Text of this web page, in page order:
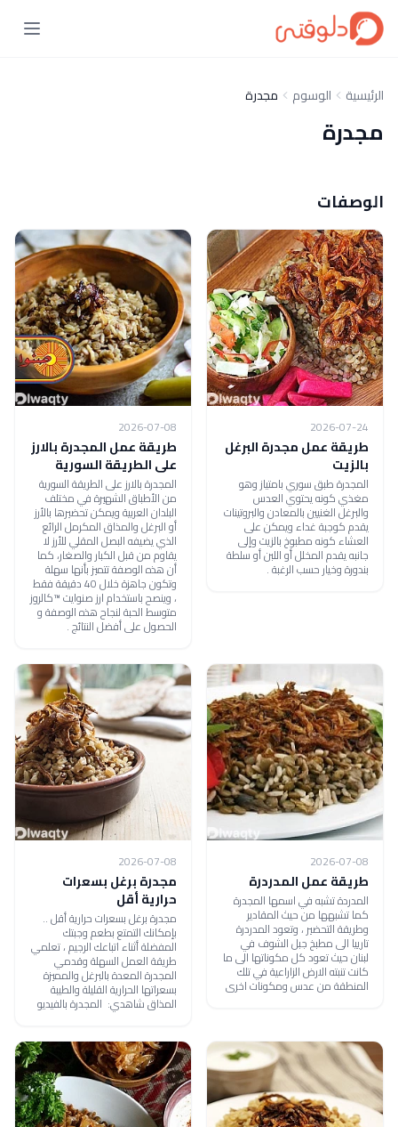
الرئيسية الوسوم مجدرة
مجدرة
الوصفات
2026-07-24
طريقة عمل مجدرة البرغل
بالزيت
المجدرة طبق سوري بامتياز وهو
مغذي كونه يحتوي العدس
والبرغل الغنيين بالمعادن والبروتينات
يقدم كوجبة غداء ويمكن على
العشاء كونه مطبوخ بالزيت وإلى
جانبه يقدم المخلل أو اللبن أو سلطة
بندورة وخيار حسب الرغبة .
2026-07-08
طريقة عمل المجدرة بالارز
على الطريقة السورية
المجدرة بالارز على الطريقة السورية
من الأطباق الشهيرة في مختلف
البلدان العربية ويمكن تحضيرها بالأرز
أو البرغل والمذاق المكرمل الرائع
الذي يضيفه البصل المقلي للأرز لا
يقاوم من قبل الكبار والصغار، كما
أن هذه الوصفة تتميز بأنها سهلة
وتكون جاهزة خلال 40 دقيقة فقط
، وينصح باستخدام ارز صنوايت ™كالروز
متوسط الحبة لنجاح هذه الوصفة و
الحصول على أفضل النتائج .
2026-07-08
طريقة عمل المدردرة
المدردة تشبه في اسمها المجدرة
كما تشبهها من حيث المقادير
وطريقة التحضير ، وتعود المدردرة
تارييا الى مطبخ جبل الشوف في
لبنان حيث تعود كل مكوناتها الى ما
كانت تنبته الارض الزاراعية في تلك
المنطقة من عدس ومكونات اخرى
2026-07-08
مجدرة برغل بسعرات
حرارية أقل
مجدرة برغل بسعرات حرارية أقل ..
بإمكانك التمتع بطعم وجبتك
المفضلة أثناء اتباعك الرجيم ، تعلمي
طريقة العمل السهلة وقدمي
المجدرة المعدة بالبرغل والمميزة
بسعراتها الحرارية القليلة والطيبة
المذاق شاهدي: المجدرة بالفيديو